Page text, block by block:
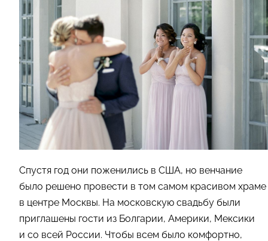
Спустя год они поженились в США, но венчание
было решено провести в том самом красивом храме
в центре Москвы. На московскую свадьбу были
приглашены гости из Болгарии, Америки, Мексики
и со всей России. Чтобы всем было комфортно,